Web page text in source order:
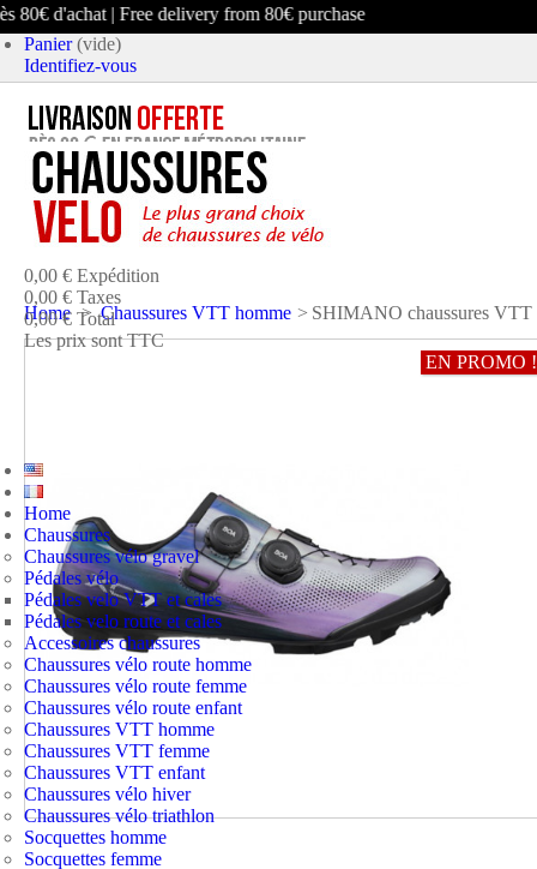
d'achat | Free delivery from 80€ purchase
Panier (vide)
Identifiez-vous
article (vide)
Aucun produit
0,00 € Expédition
0,00 € Taxes
0,00 € Total
Les prix sont TTC
Home
Chaussures
Chaussures vélo gravel
Pédales vélo
Pédales velo VTT et cales
Pédales velo route et cales
Accessoires chaussures
Chaussures vélo route homme
Chaussures vélo route femme
Chaussures vélo route enfant
Chaussures VTT homme
Chaussures VTT femme
Chaussures VTT enfant
Chaussures vélo hiver
Chaussures vélo triathlon
Socquettes homme
Socquettes femme
Home > Chaussures VTT homme > SHIMANO chaussures
EN PROMO !